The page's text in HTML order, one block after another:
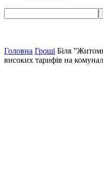
Головна Гроші Біля
високих тарифів на